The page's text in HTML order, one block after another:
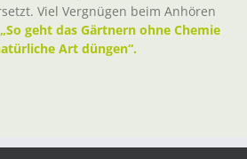
Viel Vergnügen beim Anhören
„So geht das Gärtnern ohne Chemie
Art düngen“.